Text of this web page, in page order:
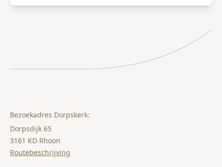
Bezoekadres Dorpskerk:
Dorpsdijk 65
3161 KD Rhoon
Routebeschrijving